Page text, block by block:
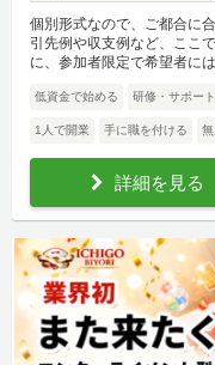
個別形式なので、ご都合に
引先例や収支例など、ここ
に、参加者限定で希望者に
低資金で始める 研修・サポー
1人で開業 手に職を付ける
詳細を見る